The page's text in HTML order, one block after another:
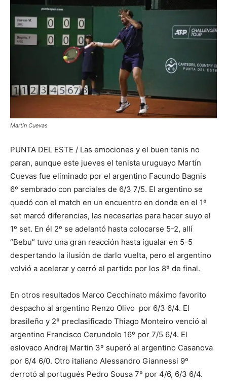
Martín Cuevas
PUNTA DEL ESTE / Las emociones y el buen tenis no
paran, aunque este jueves el tenista uruguayo Martín
Cuevas fue eliminado por el argentino Facundo Bagnis
6º sembrado con parciales de 6/3 7/5. El argentino se
quedó con el match en un encuentro en donde en el 1º
set marcó diferencias, las necesarias para hacer suyo el
1º set. En él 2º se adelantó hasta colocarse 5-2, allí
“Bebu” tuvo una gran reacción hasta igualar en 5-5
despertando la ilusión de darlo vuelta, pero el argentino
volvió a acelerar y cerró el partido por los 8º de final.
En otros resultados Marco Cecchinato máximo favorito
despacho al argentino Renzo Olivo por 6/3 6/4. El
brasileño y 2º preclasificado Thiago Monteiro venció al
argentino Francisco Cerundolo 16º por 7/5 6/4. El
eslovaco Andrej Martin 3º superó al argentino Casanova
por 6/4 6/0. Otro italiano Alessandro Giannessi 9º
derrotó al portugués Pedro Sousa 7º por 4/6, 6/3 6/4.